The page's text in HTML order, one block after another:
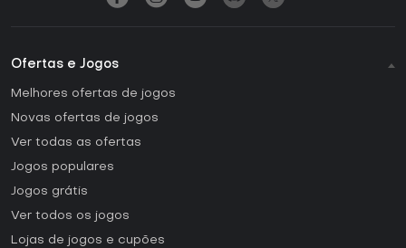
Ofertas e Jogos
Melhores ofertas de jogos
Novas ofertas de jogos
Ver todas as ofertas
Jogos populares
Jogos grátis
Ver todos os jogos
Lojas de jogos e cupões